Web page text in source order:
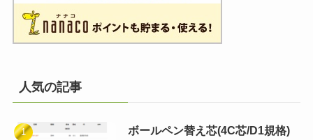
人気の記事
ボールペン替え芯(4C芯/D1規格)